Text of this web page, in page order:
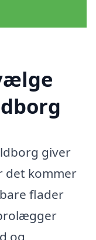
giver
det kommer
flader
og